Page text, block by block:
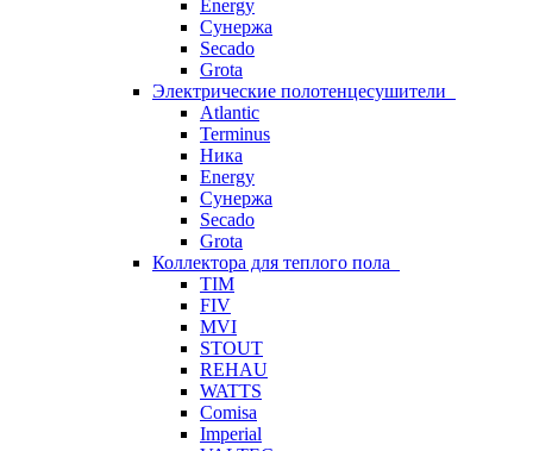
Energy
Сунержа
Secado
Grota
Электрические полотенцесушители
Atlantic
Terminus
Ника
Energy
Сунержа
Secado
Grota
Коллектора для теплого пола
TIM
FIV
MVI
STOUT
REHAU
WATTS
Comisa
Imperial